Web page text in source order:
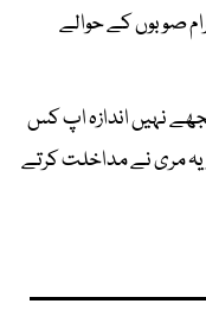
صوبوں کے حوالے
مجھے نہیں اندازہ اپ کس
مری نے مداخلت کرتے